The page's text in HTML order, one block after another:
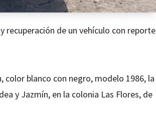
recuperación de un vehículo con reporte
blanco con negro, modelo 1986, la
y Jazmín, en la colonia Las Flores, de